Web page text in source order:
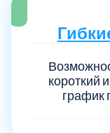
короткий
график